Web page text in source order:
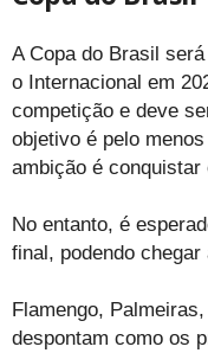
A Copa do Brasil
o Internacional em
competição e deve
objetivo é pelo
ambição é conquistar
No entanto, é
final, podendo
Flamengo,
despontam como os